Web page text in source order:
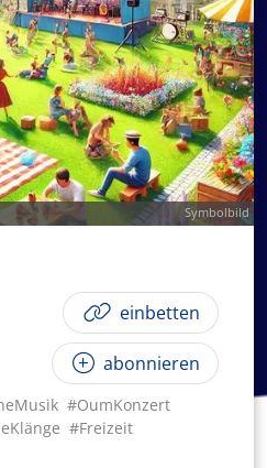
Symbolbild
einbetten
abonnieren
#OumKonzert
#Freizeit